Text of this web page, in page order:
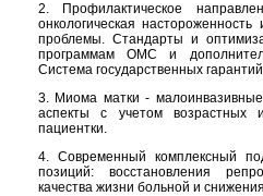
2. Профилактическое
онкологическая
проблемы. Стандарты и
программам ОМС и
Система государственных
3. Миома матки - малоинвазивные
аспекты с учетом возрастных
пациентки.
4. Современный комплексный
позиций: восстановления
качества жизни больной и